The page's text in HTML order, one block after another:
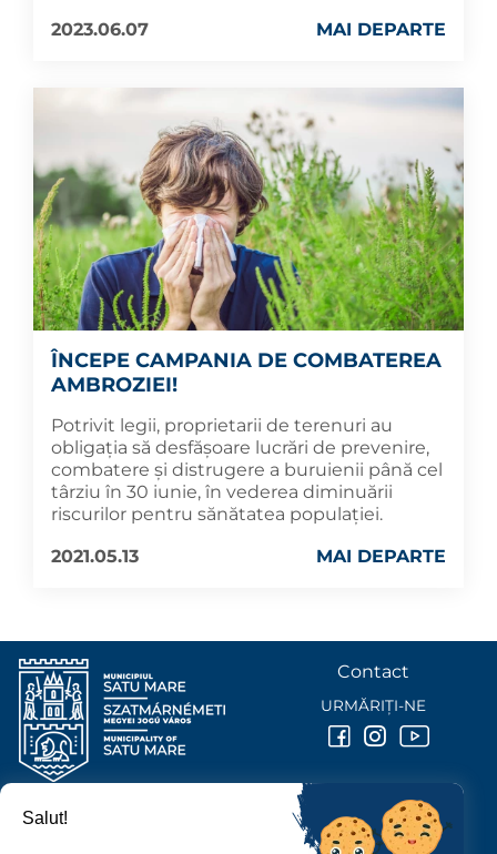
2023.06.07
MAI DEPARTE
ÎNCEPE CAMPANIA DE COMBATEREA
AMBROZIEI!
Potrivit legii, proprietarii de terenuri au
obligația să desfășoare lucrări de prevenire,
combatere și distrugere a buruienii până cel
târziu în 30 iunie, în vederea diminuării
riscurilor pentru sănătatea populației.
2021.05.13
MAI DEPARTE
PRIMĂRIA MUNICIPIULUI
Contact
URMĂRIȚI-NE
Salut!